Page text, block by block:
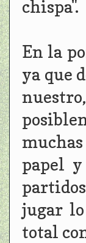
chispa".
En la
ya que
papel
jugar
total